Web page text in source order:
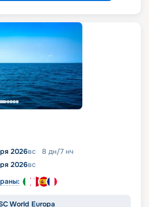
2026вс 8 дн/7 нч
2026вс
World Europa